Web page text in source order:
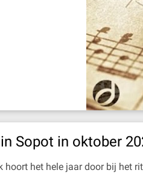
Sopot in oktober
hoort het hele jaar door bij het